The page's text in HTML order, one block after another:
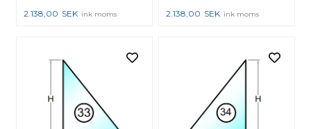
2.138,00 SEK ink moms 2.138,00 SEK ink moms